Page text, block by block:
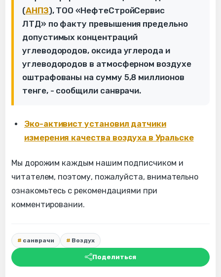
(АНПЗ), ТОО «НефтеСтройСервис
ЛТД» по факту превышения предельно
допустимых концентраций
углеводородов, оксида углерода и
углеводородов в атмосферном воздухе
оштрафованы на сумму 5,8 миллионов
тенге, - сообщили санврачи.
Эко-активист установил датчики
измерения качества воздуха в Уральске
Мы дорожим каждым нашим подписчиком и
читателем, поэтому, пожалуйста, внимательно
ознакомьтесь с рекомендациями при
комментировании.
санврачи Воздух
Поделиться